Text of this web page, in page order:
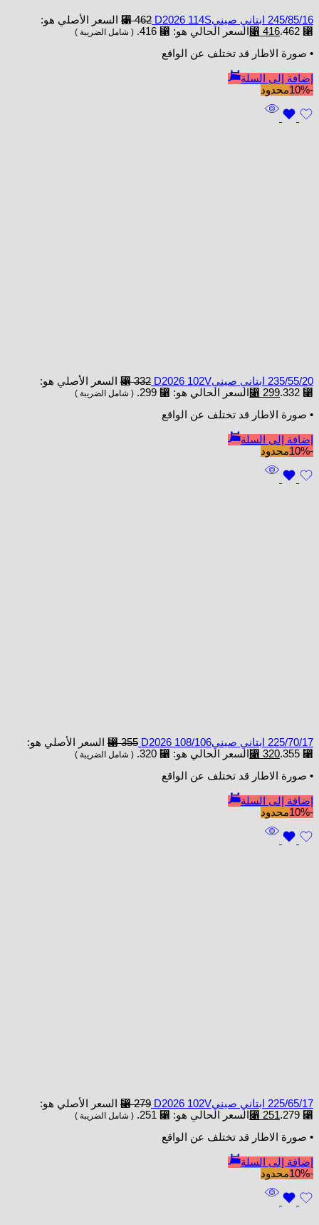
245/85/16 ابتاني صينيD2026 114S ⃁462
السعر الأصلي هو:
⃁ 462.
⃁ 416 السعر الحالي هو: ⃁ 416. ( شامل الضريبة )
• صورة الاطار قد تختلف عن الواقع
إضافة إلى السلة
-10%
محدود
235/55/20 ابتاني صينيD2026 102V ⃁332
السعر الأصلي هو:
⃁ 332.
⃁ 299 السعر الحالي هو: ⃁ 299. ( شامل الضريبة )
• صورة الاطار قد تختلف عن الواقع
إضافة إلى السلة
-10%
محدود
225/70/17 ابتاني صينيD2026 108/106 ⃁355
السعر الأصلي هو:
⃁ 355.
⃁ 320 السعر الحالي هو: ⃁ 320. ( شامل الضريبة )
• صورة الاطار قد تختلف عن الواقع
إضافة إلى السلة
-10%
محدود
225/65/17 ابتاني صينيD2026 102V ⃁279
السعر الأصلي هو:
⃁ 279.
⃁ 251 السعر الحالي هو: ⃁ 251. ( شامل الضريبة )
• صورة الاطار قد تختلف عن الواقع
إضافة إلى السلة
-10%
محدود